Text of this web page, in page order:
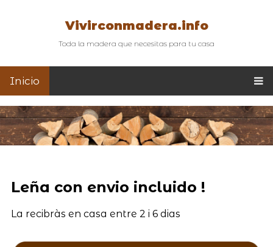
Vivirconmadera.info
Toda la madera que necesitas para tu casa
Inicio
Leña con envio incluido !
La recibràs en casa entre 2 i 6 dias